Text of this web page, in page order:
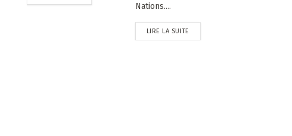
Nations....
LIRE LA SUITE